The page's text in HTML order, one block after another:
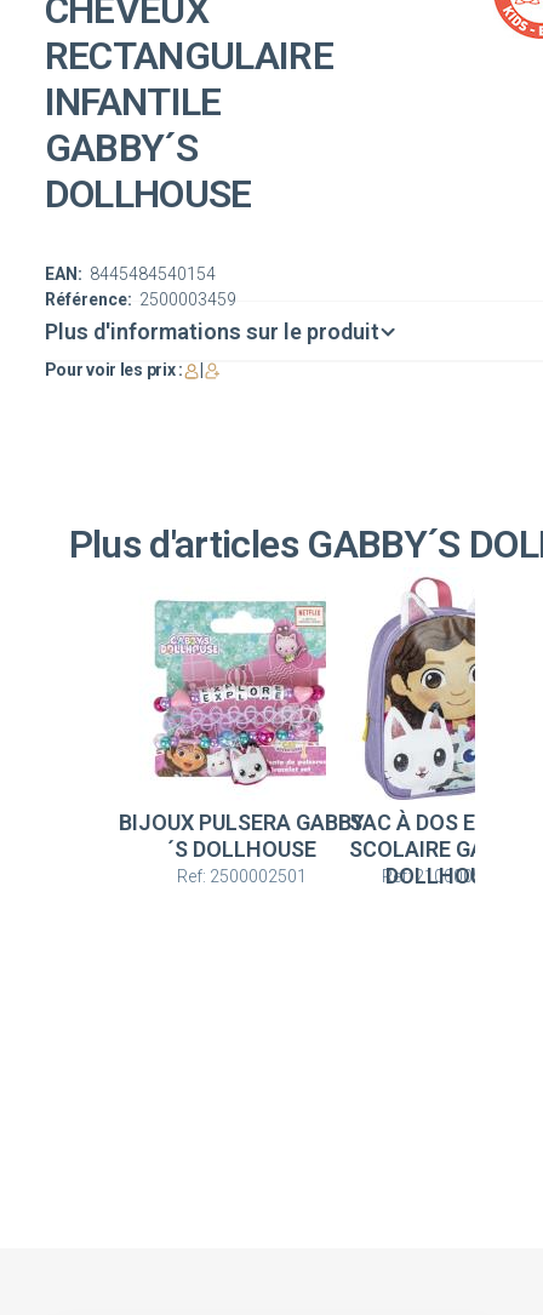
CHEVEUX
RECTANGULAIRE
INFANTILE
GABBY´S
DOLLHOUSE
Référence: 2500003459
EAN: 8445484540154
Plus d'informations sur le produit
Pour voir les prix :
Plus d'articles GABBY´S
BIJOUX PULSERA GABBY
´S DOLLHOUSE
Ref: 2500002501
SAC À DOS
SCOLAIRE
DOLLHOUSE
Ref: 2100005125